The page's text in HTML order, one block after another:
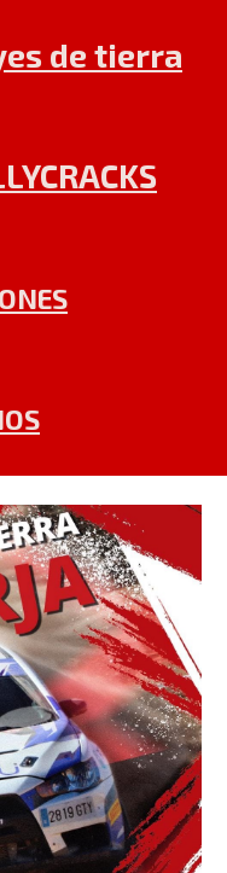
de tierra